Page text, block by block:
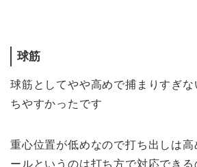
球筋
球筋としてやや高めで捕まりすぎ
ちやすかったです
重心位置が低めなので打ち出しは
ールというのは打ち方で対応でき